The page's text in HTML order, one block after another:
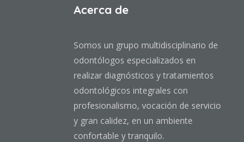
Acerca de
Somos un grupo multidisciplinario de
odontólogos especializados en
realizar diagnósticos y tratamientos
odontológicos integrales con
profesionalismo, vocación de servicio
y gran calidez, en un ambiente
confortable y tranquilo.